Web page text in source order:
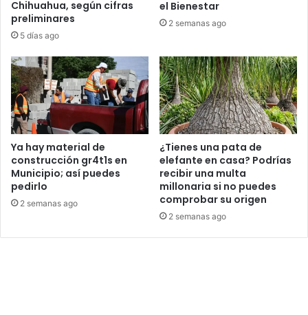
Chihuahua, según cifras
preliminares
5 días ago
el Bienestar
2 semanas ago
Ya hay material de
construcción gr4t1s en
Municipio; así puedes
pedirlo
2 semanas ago
¿Tienes una pata de
elefante en casa? Podrías
recibir una multa
millonaria si no puedes
comprobar su origen
2 semanas ago